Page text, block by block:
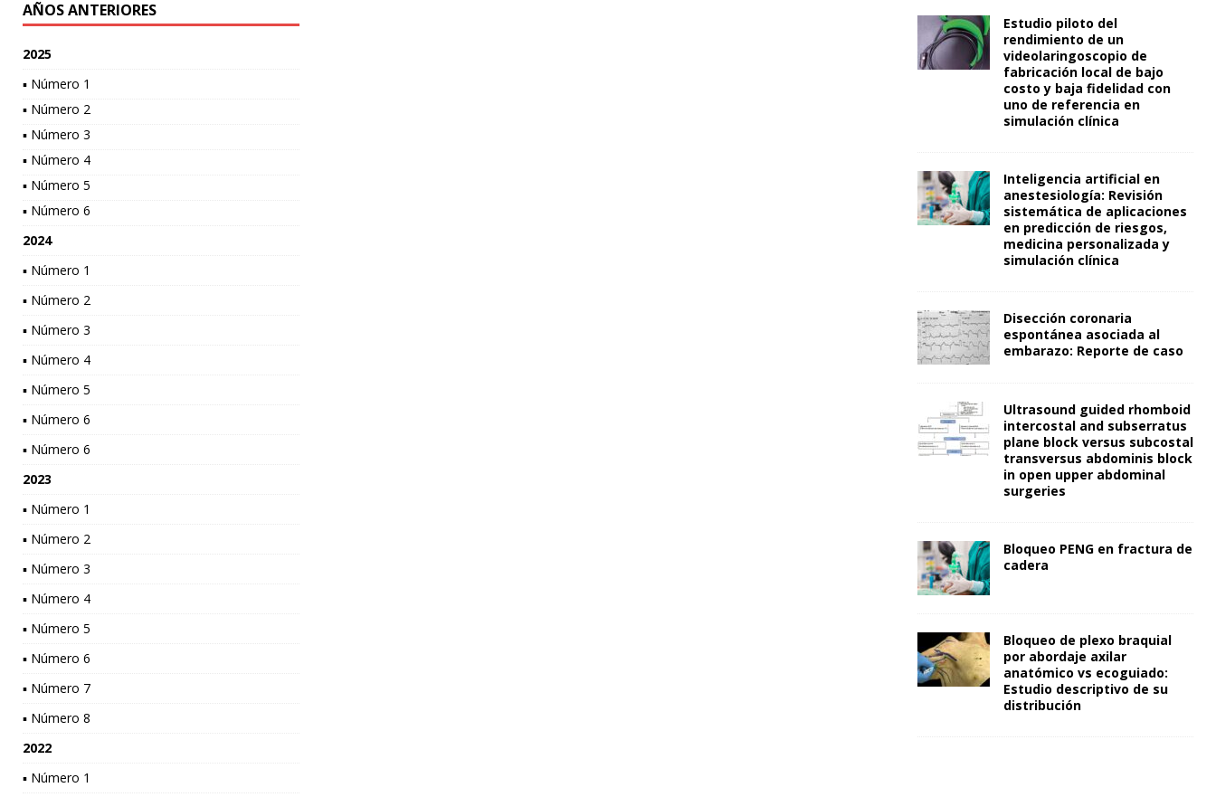
AÑOS ANTERIORES
2025
▪ Número 1
▪ Número 2
▪ Número 3
▪ Número 4
▪ Número 5
▪ Número 6
2024
▪ Número 1
▪ Número 2
▪ Número 3
▪ Número 4
▪ Número 5
▪ Número 6
▪ Número 6
2023
▪ Número 1
▪ Número 2
▪ Número 3
▪ Número 4
▪ Número 5
▪ Número 6
▪ Número 7
▪ Número 8
2022
▪ Número 1
Estudio piloto del
rendimiento de un
videolaringoscopio de
fabricación local de bajo
costo y baja fidelidad con
uno de referencia en
simulación clínica
Inteligencia artificial en
anestesiología: Revisión
sistemática de aplicaciones
en predicción de riesgos,
medicina personalizada y
simulación clínica
Disección coronaria
espontánea asociada al
embarazo: Reporte de caso
Ultrasound guided rhomboid
intercostal and subserratus
plane block versus subcostal
transversus abdominis block
in open upper abdominal
surgeries
Bloqueo PENG en fractura de
cadera
Bloqueo de plexo braquial
por abordaje axilar
anatómico vs ecoguiado:
Estudio descriptivo de su
distribución